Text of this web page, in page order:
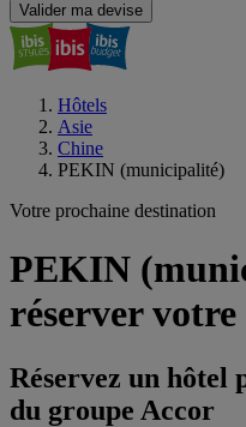
Valider ma devise
Hôtels
Asie
Chine
PEKIN (municipalité)
Votre prochaine destination
PEKIN
réserver
Réservez un hôtel
du groupe Accor